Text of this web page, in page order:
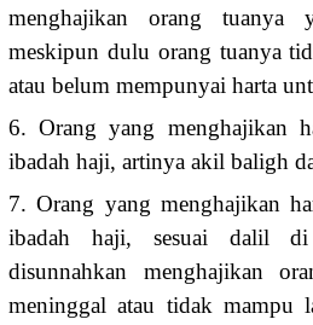
menghajikan orang tuanya
meskipun dulu orang tuanya
atau belum mempunyai harta
6. Orang yang menghajikan
ibadah haji, artinya akil baligh
7. Orang yang menghajikan
ibadah haji, sesuai dalil di
disunnahkan menghajikan
meninggal atau tidak mampu